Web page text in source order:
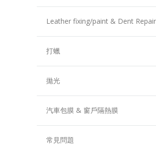
Leather fixing/paint & Dent Repair
打蠟
拋光
汽車包膜 & 窗戶隔熱膜
常見問題